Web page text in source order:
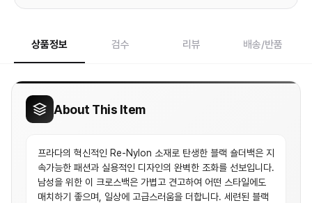
상품정보 검수 리뷰 배송/반품
About This Item
프라다의 혁신적인 Re-Nylon 소재로 탄생한 블랙 숄더백은 지
속가능한 패션과 실용적인 디자인의 완벽한 조화를 선보입니다.
남성을 위한 이 크로스백은 가볍고 견고하여 어떤 스타일에도
매치하기 좋으며, 일상에 고급스러움을 더합니다. 세련된 블랙